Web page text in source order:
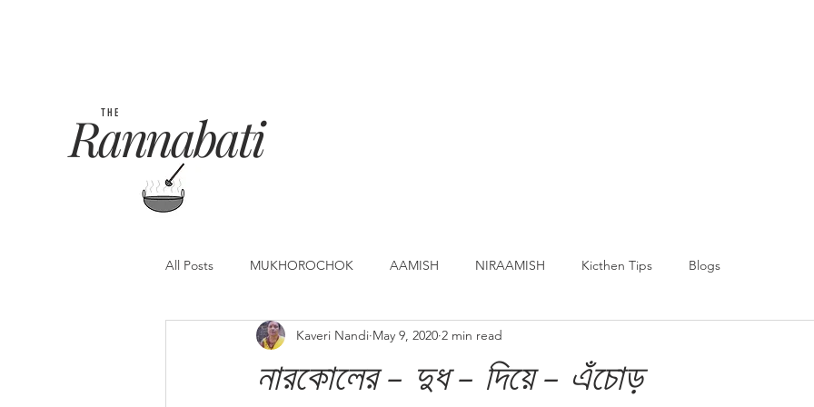
Rannabati
THE
All Posts MUKHOROCHOK AAMISH NIRAAMISH Kicthen Tips Blogs
নারকোলের - দুধ - দিয়ে - এঁচোড়
Kaveri Nandi May 9, 2020 2 min read